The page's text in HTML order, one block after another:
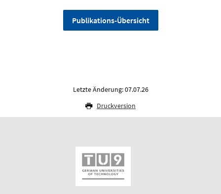
Publikations-Übersicht
Letzte Änderung: 07.07.26
Druckversion